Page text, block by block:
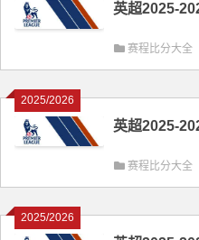
英超2025-
赛程比分大全
2025/2026
英超2025-
赛程比分大全
2025/2026